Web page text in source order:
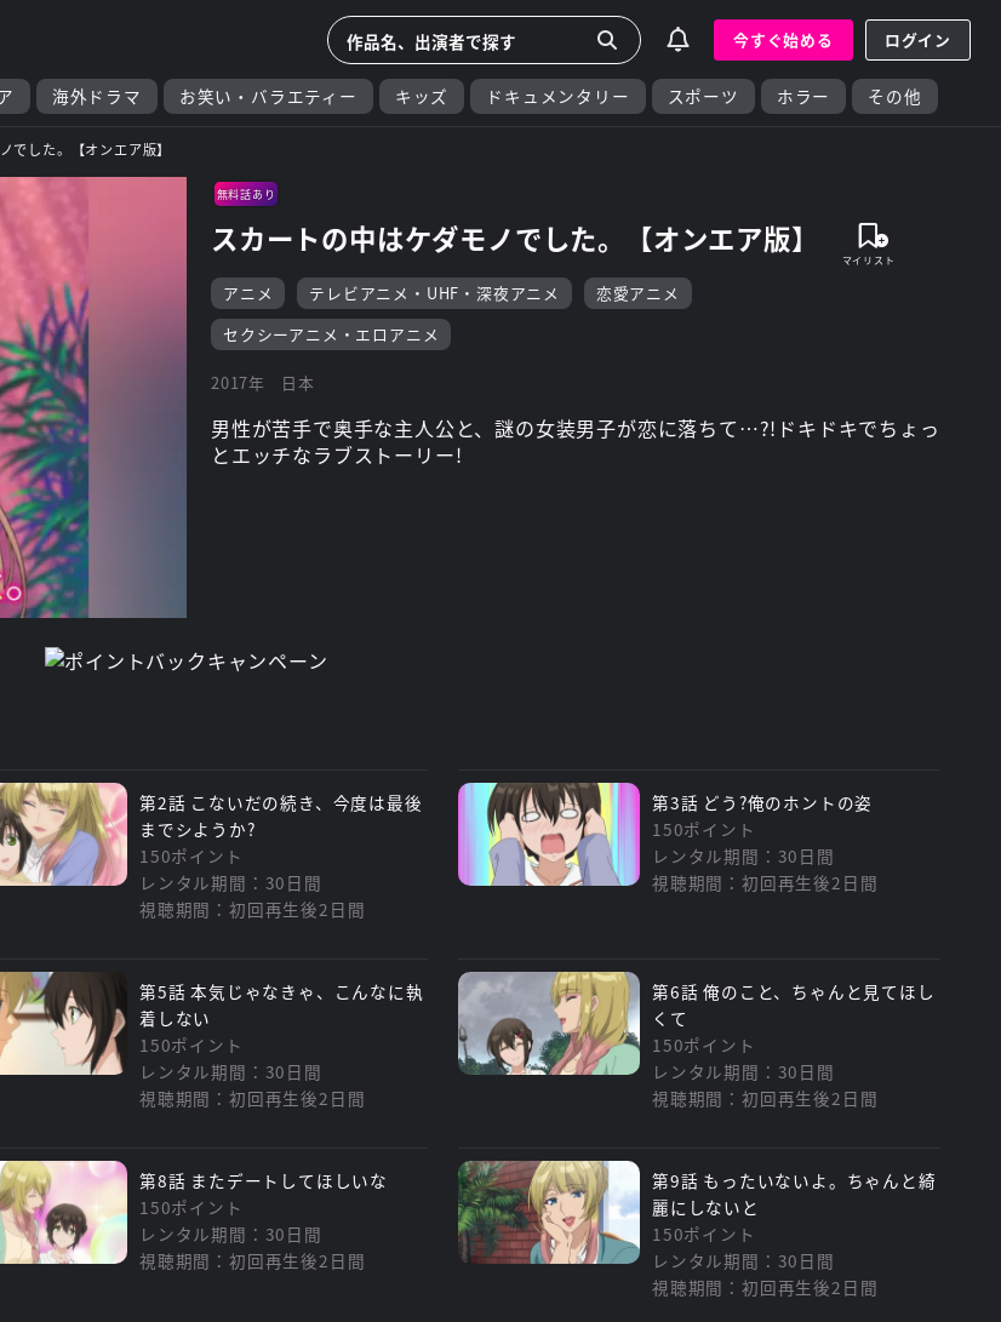
今すぐ始める ログイン
海外ドラマ お笑い・バラエティー キッズ ドキュメンタリー スポーツ ホラー その他
でした。【オンエア版】
無料話あり
スカートの中はケダモノでした。【オンエア版】
アニメ テレビアニメ・UHF・深夜アニメ
恋愛アニメ
セクシーアニメ・エロアニメ
2017年 日本
男性が苦手で奥手な主人公と、謎の女装男子が恋に落ちて…?!ドキドキでちょっ
とエッチなラブストーリー!
第2話 こないだの続き、今度は最後
までシようか?
150ポイント
レンタル期間：30日間
視聴期間：初回再生後2日間
第3話 どう?俺のホントの姿
150ポイント
レンタル期間：30日間
視聴期間：初回再生後2日間
第5話 本気じゃなきゃ、こんなに執
着しない
150ポイント
レンタル期間：30日間
視聴期間：初回再生後2日間
第6話 俺のこと、ちゃんと見てほし
くて
150ポイント
レンタル期間：30日間
視聴期間：初回再生後2日間
第8話 またデートしてほしいな
150ポイント
レンタル期間：30日間
視聴期間：初回再生後2日間
第9話 もったいないよ。ちゃんと綺
麗にしないと
150ポイント
レンタル期間：30日間
視聴期間：初回再生後2日間